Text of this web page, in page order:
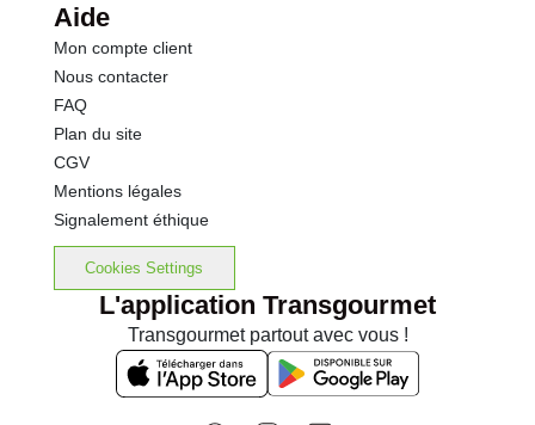
Aide
Mon compte client
Nous contacter
FAQ
Plan du site
CGV
Mentions légales
Signalement éthique
Cookies Settings
L'application Transgourmet
Transgourmet partout avec vous !